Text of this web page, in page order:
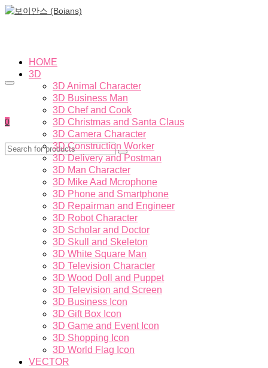
0
HOME
3D
3D Animal Character
3D Business Man
3D Chef and Cook
3D Christmas and Santa Claus
3D Camera Character
3D Construction Worker
3D Delivery and Postman
3D Man Character
3D Mike Aad Mcrophone
3D Phone and Smartphone
3D Repairman and Engineer
3D Robot Character
3D Scholar and Doctor
3D Skull and Skeleton
3D White Square Man
3D Television Character
3D Wood Doll and Puppet
3D Television and Screen
3D Business Icon
3D Gift Box Icon
3D Game and Event Icon
3D Shopping Icon
3D World Flag Icon
VECTOR